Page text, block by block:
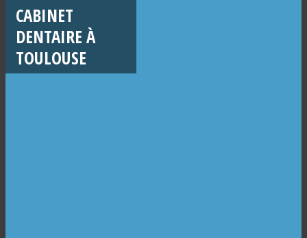
CABINET
DENTAIRE À
TOULOUSE